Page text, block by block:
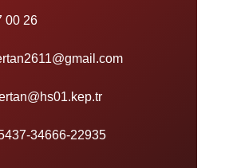
00 26
34666-22935